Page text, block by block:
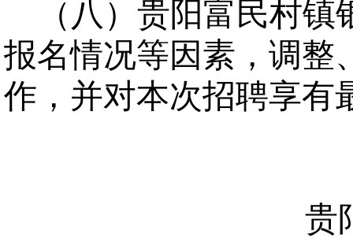
（八）贵阳富民村
报名情况等因素，调整
作，并对本次招聘享有
贵